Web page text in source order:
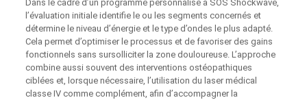
Dans le cadre d’un programme personnalisé à SOS Shockwave,
l’évaluation initiale identifie le ou les segments concernés et
détermine le niveau d’énergie et le type d’ondes le plus adapté.
Cela permet d’optimiser le processus et de favoriser des gains
fonctionnels sans sursolliciter la zone douloureuse. L’approche
combine aussi souvent des interventions ostéopathiques
ciblées et, lorsque nécessaire, l’utilisation du laser médical
classe IV comme complément, afin d’accompagner la